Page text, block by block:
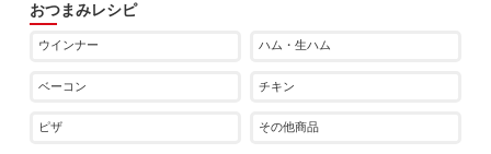
おつまみレシピ
ウインナー ハム・生ハム
ベーコン チキン
ピザ その他商品